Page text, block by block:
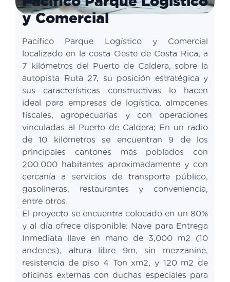
y Comercial
Pacífico Parque Logístico y Comercial
localizado en la costa Oeste de Costa Rica, a
7 kilómetros del Puerto de Caldera, sobre la
autopista Ruta 27, su posición estratégica y
sus características constructivas lo hacen
ideal para empresas de logística, almacenes
fiscales, agropecuarias y con operaciones
vinculadas al Puerto de Caldera; En un radio
de 10 kilómetros se encuentran 9 de los
principales cantones más poblados con
200.000 habitantes aproximadamente y con
cercanía a servicios de transporte público,
gasolineras, restaurantes y conveniencia,
entre otros.
El proyecto se encuentra colocado en un 80%
y al día ofrece disponible: Nave para Entrega
Inmediata llave en mano de 3,000 m2 (10
andenes), altura libre 9m, sin mezzanine,
resistencia de piso 4 Ton xm2, y 120 m2 de
oficinas externas con duchas especiales para